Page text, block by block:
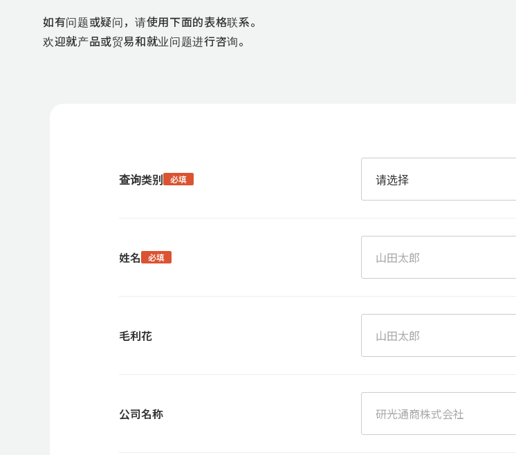
如有问题或疑问，请使用下面的表格联系。
欢迎就产品或贸易和就业问题进行咨询。
查询类别 必填
姓名 必填
毛利花
公司名称